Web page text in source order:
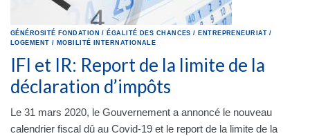
GÉNÉROSITÉ FONDATION / ÉGALITÉ DES CHANCES / ENTREPRENEURIAT /
LOGEMENT / MOBILITÉ INTERNATIONALE
IFI et IR: Report de la limite de la
déclaration d’impôts
Le 31 mars 2020, le Gouvernement a annoncé le nouveau
calendrier fiscal dû au Covid-19 et le report de la limite de la